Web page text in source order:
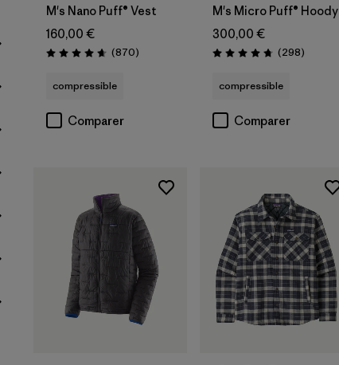
M's Nano Puff® Vest
160,00 €
Évaluation: 4.7 / 5
(870Avis
)
compressible
Comparer
M's Micro Puff® Hoody
300,00 €
Évaluation: 4.7 / 5
(298Avis
)
compressible
Comparer